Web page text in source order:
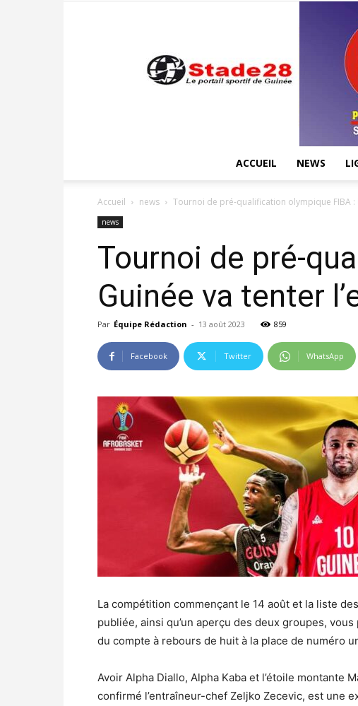
ACCUEIL NEWS
Accueil news Tournoi de pré-qualification olympique FIBA :
news
Tournoi de pré-
Guinée va tenter
Par Équipe Rédaction - 13 août 2023 859
Facebook Twitter WhatsApp
La compétition commençant le 14 août et la liste
publiée, ainsi qu’un aperçu des deux groupes,
du compte à rebours de huit à la place de numéro
Avoir Alpha Diallo, Alpha Kaba et l’étoile montante
confirmé l’entraîneur-chef Zeljko Zecevic, est une